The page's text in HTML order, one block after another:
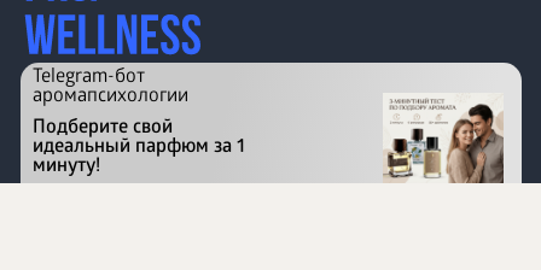
Перейти на сайт
Telegram-бот
аромапсихологии
Подберите свой
идеальный парфюм за 1
минуту!